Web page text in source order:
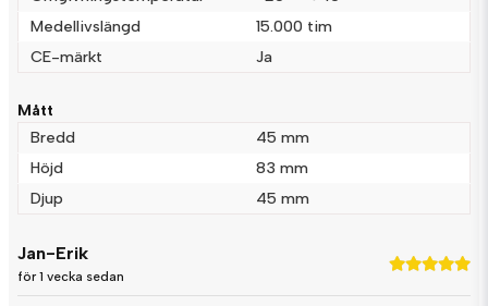
Medellivslängd
15.000 tim
CE-märkt
Ja
Mått
Bredd
45 mm
Höjd
83 mm
Djup
45 mm
Jan-Erik
för 1 vecka sedan